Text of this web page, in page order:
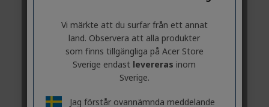
Vi märkte att du surfar från ett annat
land. Observera att alla produkter
som finns tillgängliga på Acer Store
Sverige endast levereras inom
Sverige.
Jag förstår ovannämnda meddelande